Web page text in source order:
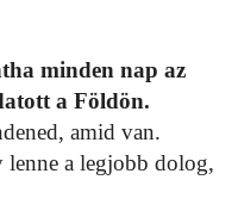
minden nap az
a Földön.
amid van.
lenne a legjobb dolog,